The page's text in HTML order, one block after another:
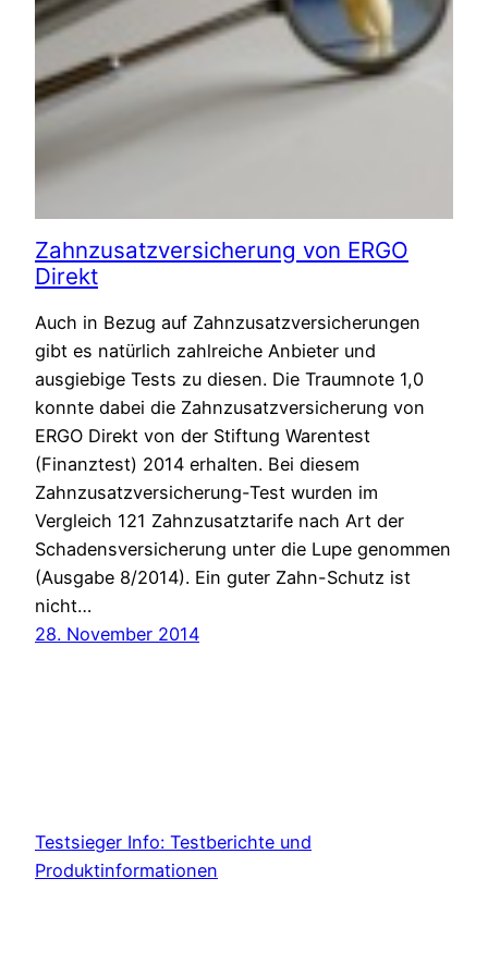
Zahnzusatzversicherung von ERGO
Direkt
Auch in Bezug auf Zahnzusatzversicherungen
gibt es natürlich zahlreiche Anbieter und
ausgiebige Tests zu diesen. Die Traumnote 1,0
konnte dabei die Zahnzusatzversicherung von
ERGO Direkt von der Stiftung Warentest
(Finanztest) 2014 erhalten. Bei diesem
Zahnzusatzversicherung-Test wurden im
Vergleich 121 Zahnzusatztarife nach Art der
Schadensversicherung unter die Lupe genommen
(Ausgabe 8/2014). Ein guter Zahn-Schutz ist
nicht…
28. November 2014
Testsieger Info: Testberichte und
Produktinformationen